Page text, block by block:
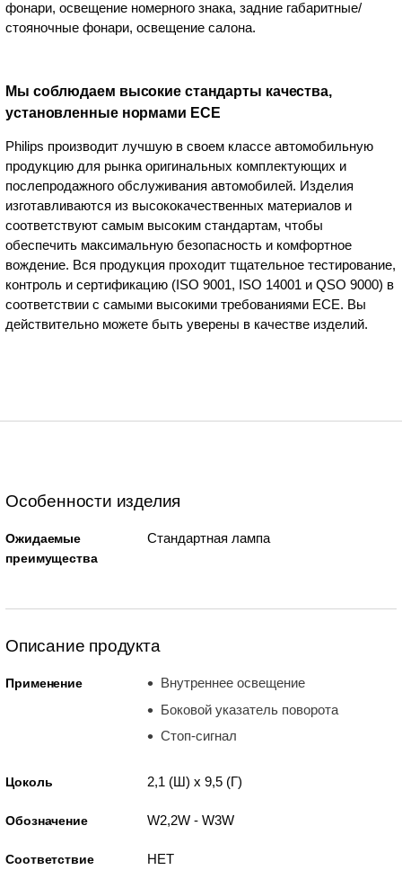
фонари, освещение номерного знака, задние габаритные/
стояночные фонари, освещение салона.
Мы соблюдаем высокие стандарты качества,
установленные нормами ECE
Philips производит лучшую в своем классе автомобильную
продукцию для рынка оригинальных комплектующих и
послепродажного обслуживания автомобилей. Изделия
изготавливаются из высококачественных материалов и
соответствуют самым высоким стандартам, чтобы
обеспечить максимальную безопасность и комфортное
вождение. Вся продукция проходит тщательное тестирование,
контроль и сертификацию (ISO 9001, ISO 14001 и QSO 9000) в
соответствии с самыми высокими требованиями ECE. Вы
действительно можете быть уверены в качестве изделий.
Особенности изделия
Ожидаемые
преимущества
Стандартная лампа
Описание продукта
Применение
Внутреннее освещение
Боковой указатель поворота
Стоп-сигнал
Цоколь 2,1 (Ш) x 9,5 (Г)
Обозначение W2,2W - W3W
Соответствие
НЕТ